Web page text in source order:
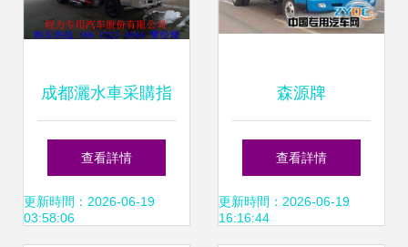
成都灑水車采購指
南 銷售網點與物流
運輸全解析
查看詳情
更新時間：2026-06-19
03:58:06
森源牌
SMQ5100GSS型
灑水車產品點評 城
查看詳情
更新時間：2026-06-19
16:16:44